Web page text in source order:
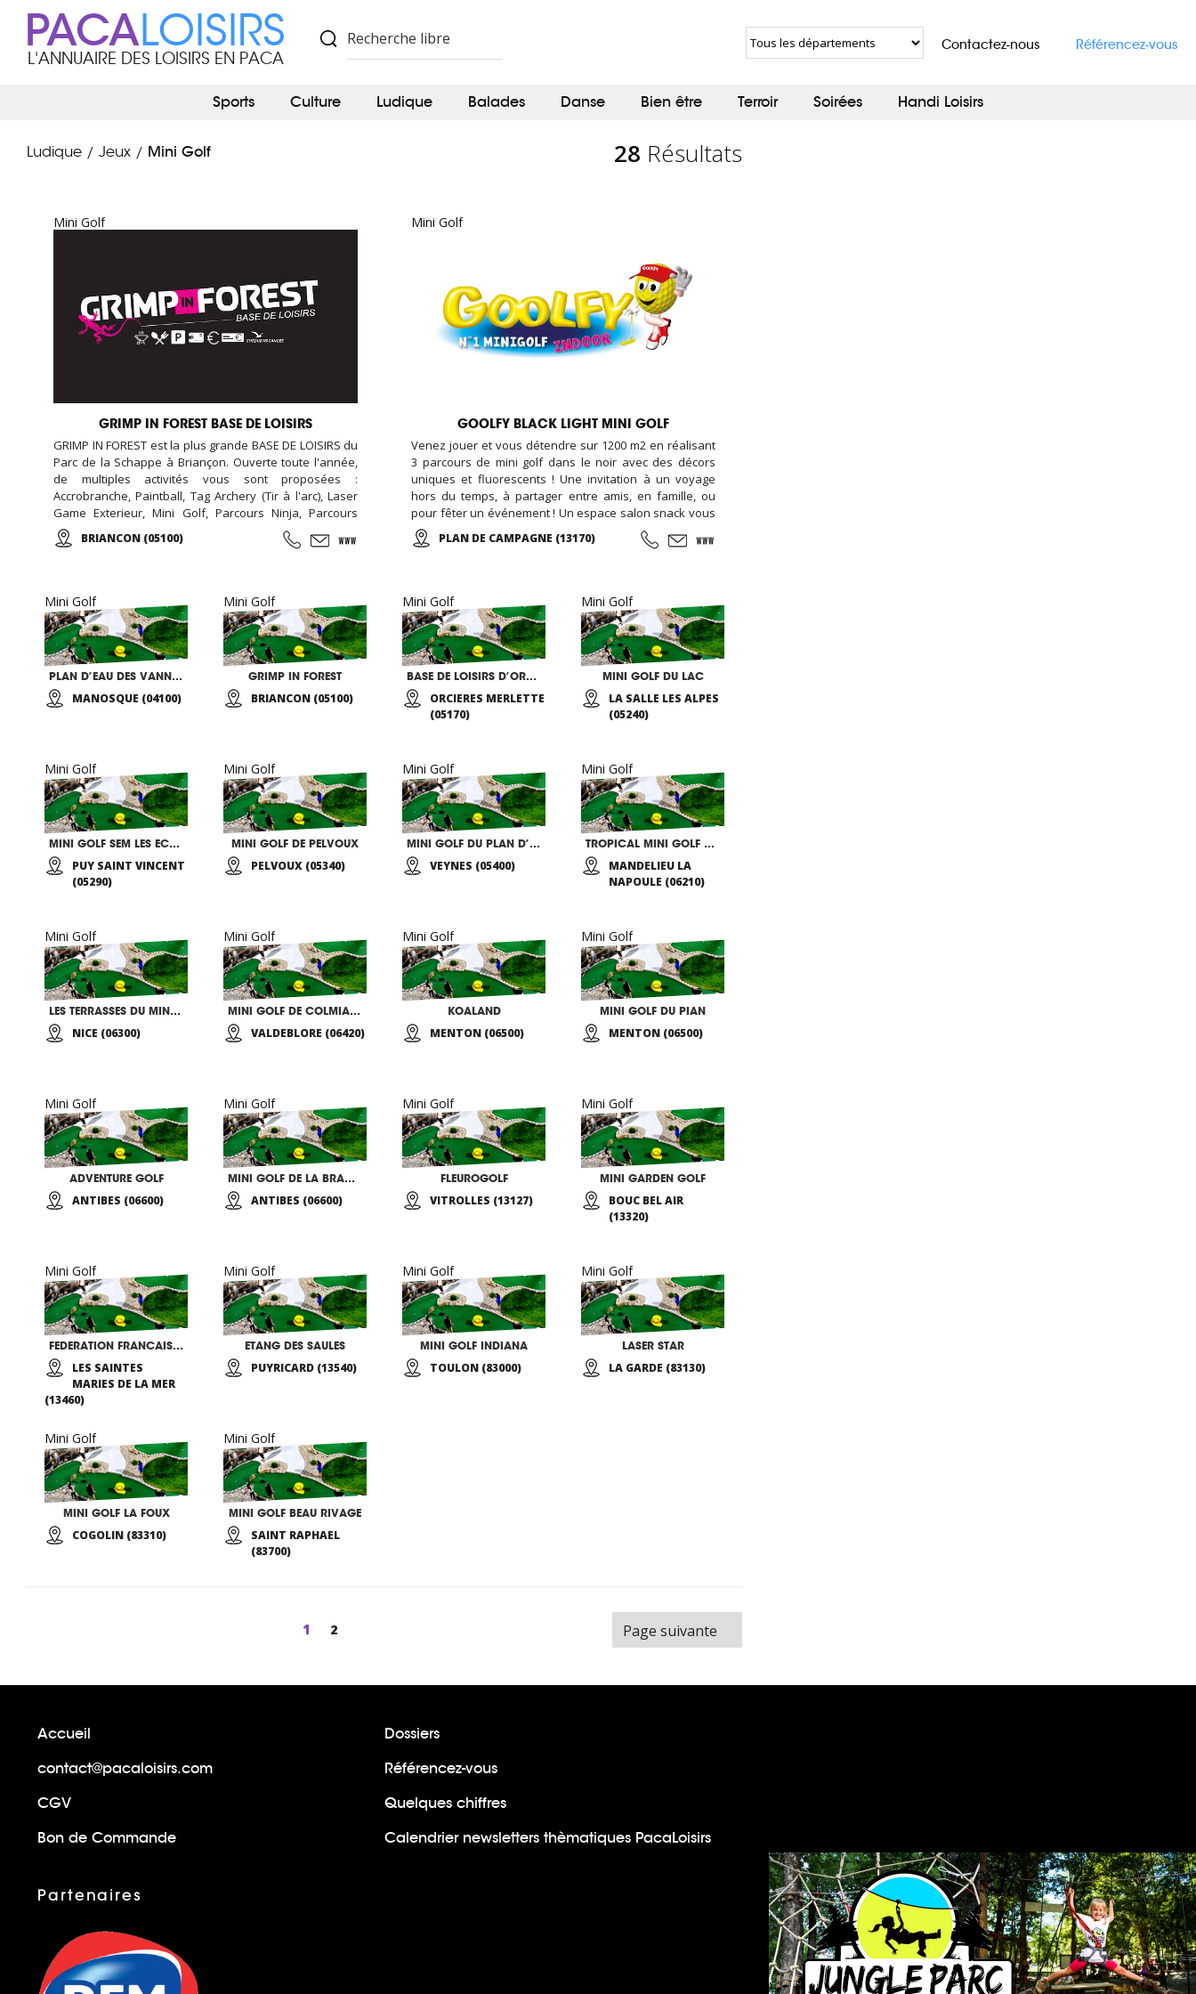
PACALOISIRS
L'ANNUAIRE DES LOISIRS EN PACA
Contactez-nous Référencez-vous
Sports Culture Ludique Balades Danse Bien être Terroir Soirées Handi Loisirs
Ludique / Jeux / Mini Golf 28 Résultats
Mini Golf
GRIMP IN FOREST BASE DE LOISIRS
GRIMP IN FOREST est la plus grande BASE DE LOISIRS du
Parc de la Schappe à Briançon. Ouverte toute l'année,
de multiples activités vous sont proposées :
Accrobranche, Paintball, Tag Archery (Tir à l'arc), Laser
Game Exterieur, Mini Golf, Parcours Ninja, Parcours
d'obstacles, Via ferrata, chasse aux trésors (chasse aux
indices), Biathlon... De l'aventure, des émotions, des
d'entreprise, team building, anniversaire, soirée
nocturne privative, EVG, EVJF...).
BRIANCON (05100)
Mini Golf
GOOLFY BLACK LIGHT MINI GOLF
Venez jouer et vous détendre sur 1200 m2 en réalisant
3 parcours de mini golf dans le noir avec des décors
uniques et fluorescents ! Une invitation à un voyage
hors du temps, à partager entre amis, en famille, ou
pour fêter un événement ! Un espace salon snack vous
accueille également avec des boissons, confiseries,
desserts, crêpes, tapas et cocktails ... Tous les
PLAN DE CAMPAGNE (13170)
Mini Golf
PLAN D’EAU DES VANNADES
MANOSQUE (04100)
Mini Golf
GRIMP IN FOREST
BRIANCON (05100)
Mini Golf
BASE DE LOISIRS D’ORCIERES
ORCIERES MERLETTE
(05170)
Mini Golf
MINI GOLF DU LAC
LA SALLE LES ALPES
(05240)
Mini Golf
MINI GOLF SEM LES ECRINS
PUY SAINT VINCENT
(05290)
Mini Golf
MINI GOLF DE PELVOUX
PELVOUX (05340)
Mini Golf
MINI GOLF DU PLAN D’EAU DES ISCLES
VEYNES (05400)
Mini Golf
TROPICAL MINI GOLF DE ROBINSON
MANDELIEU LA
NAPOULE (06210)
Mini Golf
LES TERRASSES DU MINI GOLF
NICE (06300)
Mini Golf
MINI GOLF DE COLMIANE
VALDEBLORE (06420)
Mini Golf
KOALAND
MENTON (06500)
Mini Golf
MINI GOLF DU PIAN
MENTON (06500)
Mini Golf
ADVENTURE GOLF
ANTIBES (06600)
Mini Golf
MINI GOLF DE LA BRAGUE
ANTIBES (06600)
Mini Golf
FLEUROGOLF
VITROLLES (13127)
Mini Golf
MINI GARDEN GOLF
BOUC BEL AIR
(13320)
Mini Golf
FEDERATION FRANCAISE MINI GOLF 18 TROUS
LES SAINTES
MARIES DE LA MER
(13460)
Mini Golf
ETANG DES SAULES
PUYRICARD (13540)
Mini Golf
MINI GOLF INDIANA
TOULON (83000)
Mini Golf
LASER STAR
LA GARDE (83130)
Mini Golf
MINI GOLF LA FOUX
COGOLIN (83310)
Mini Golf
MINI GOLF BEAU RIVAGE
SAINT RAPHAEL
(83700)
Page
1 Page
2 Page suivante
Accueil
Dossiers
contact@pacaloisirs.com
Référencez-vous
CGV
Quelques chiffres
Bon de Commande
Calendrier newsletters thèmatiques PacaLoisirs
Partenaires